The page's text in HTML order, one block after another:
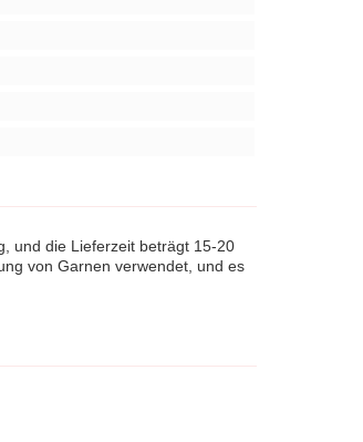
und die Lieferzeit beträgt 15-20
von Garnen verwendet, und es